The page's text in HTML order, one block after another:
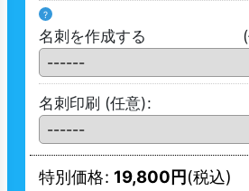
?
名刺を作成する
名刺印刷 (任意):
特別価格: 19,800円(税込)